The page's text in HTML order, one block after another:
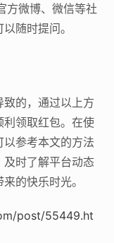
方微博、微信等社
随时提问。
的，通过以上方
利领取红包。在使
参考本文的方法
时了解平台动态
的快乐时光。
post/55449.ht